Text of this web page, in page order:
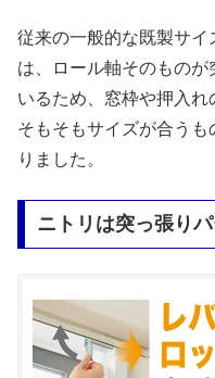
従来の一般的な既製サ
は、ロール軸そのもの
いるため、窓枠や押入れ
そもそもサイズが合う
りました。
ニトリは突っ張り